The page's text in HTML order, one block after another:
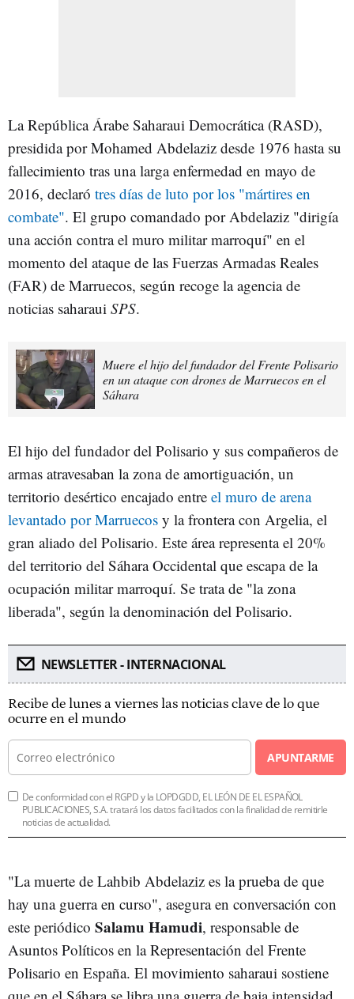
La República Árabe Saharaui Democrática (RASD),
presidida por Mohamed Abdelaziz desde 1976 hasta su
fallecimiento tras una larga enfermedad en mayo de
2016, declaró tres días de luto por los "mártires en
combate". El grupo comandado por Abdelaziz "dirigía
una acción contra el muro militar marroquí" en el
momento del ataque de las Fuerzas Armadas Reales
(FAR) de Marruecos, según recoge la agencia de
noticias saharaui SPS.
Muere el hijo del fundador del Frente Polisario
en un ataque con drones de Marruecos en el
Sáhara
El hijo del fundador del Polisario y sus compañeros de
armas atravesaban la zona de amortiguación, un
territorio desértico encajado entre el muro de arena
levantado por Marruecos y la frontera con Argelia, el
gran aliado del Polisario. Este área representa el 20%
del territorio del Sáhara Occidental que escapa de la
ocupación militar marroquí. Se trata de "la zona
liberada", según la denominación del Polisario.
NEWSLETTER - INTERNACIONAL
Recibe de lunes a viernes las noticias clave de lo que
ocurre en el mundo
APUNTARME
De conformidad con el RGPD y la LOPDGDD, EL LEÓN DE EL ESPAÑOL
PUBLICACIONES, S.A. tratará los datos facilitados con la finalidad de remitirle
noticias de actualidad.
"La muerte de Lahbib Abdelaziz es la prueba de que
hay una guerra en curso", asegura en conversación con
este periódico Salamu Hamudi, responsable de
Asuntos Políticos en la Representación del Frente
Polisario en España. El movimiento saharaui sostiene